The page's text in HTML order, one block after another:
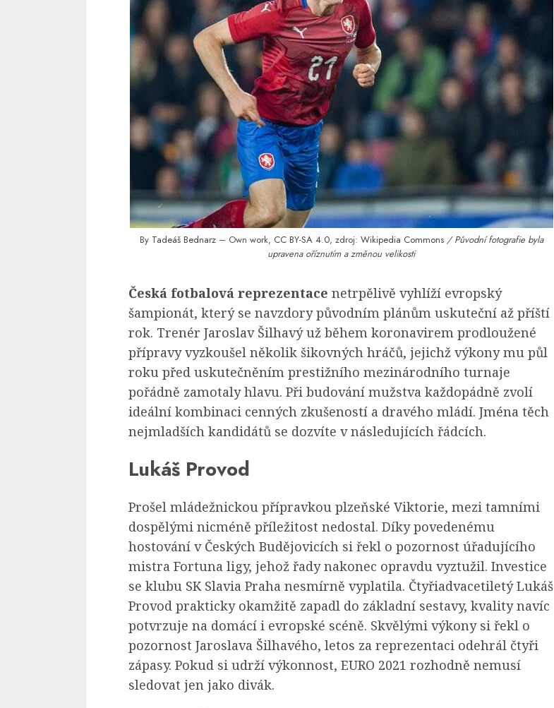
By Tadeáš Bednarz– Own work, CC BY-SA 4.0, zdroj: Wikipedia Commons / Původní fotografie byla
upravena oříznutím a změnou velikosti
Česká fotbalová reprezentace netrpělivě vyhlíží evropský
šampionát, který se navzdory původním plánům uskuteční až příští
rok. Trenér Jaroslav Šilhavý už během koronavirem prodloužené
přípravy vyzkoušel několik šikovných hráčů, jejichž výkony mu půl
roku před uskutečněním prestižního mezinárodního turnaje
pořádně zamotaly hlavu. Při budování mužstva každopádně zvolí
ideální kombinaci cenných zkušeností a dravého mládí. Jména těch
nejmladších kandidátů se dozvíte v následujících řádcích.
Lukáš Provod
Prošel mládežnickou přípravkou plzeňské Viktorie, mezi tamními
dospělými nicméně příležitost nedostal. Díky povedenému
hostování v Českých Budějovicích si řekl o pozornost úřadujícího
mistra Fortuna ligy, jehož řady nakonec opravdu vyztužil. Investice
se klubu SK Slavia Praha nesmírně vyplatila. Čtyřiadvacetiletý Lukáš
Provod prakticky okamžitě zapadl do základní sestavy, kvality navíc
potvrzuje na domácí i evropské scéně. Skvělými výkony si řekl o
pozornost Jaroslava Šilhavého, letos za reprezentaci odehrál čtyři
zápasy. Pokud si udrží výkonnost, EURO 2021 rozhodně nemusí
sledovat jen jako divák.